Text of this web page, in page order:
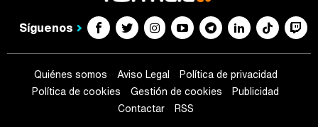
Síguenos
Quiénes somos Aviso Legal
Política de privacidad
Política de cookies
Gestión de cookies
Publicidad
Contactar
RSS